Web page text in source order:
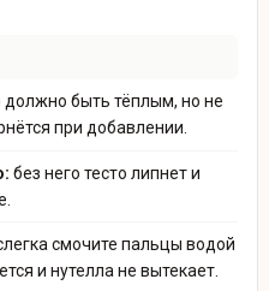
должно быть тёплым, но не
при добавлении.
без него тесто липнет и
смочите пальцы водой
и нутелла не вытекает.